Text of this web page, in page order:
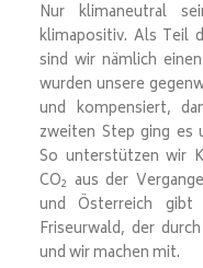
Nur klimaneutral
klimapositiv. Als Teil
sind wir nämlich
wurden unsere
und kompensiert,
zweiten Step ging es
So unterstützen wir
CO2 aus der
und Österreich
Friseurwald, der
und wir machen mit.